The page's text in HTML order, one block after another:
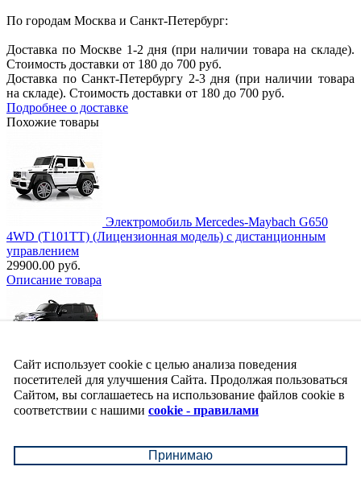
По городам Москва и Санкт-Петербург:
Доставка по Москве 1-2 дня (при наличии товара на складе).
Стоимость доставки от 180 до 700 руб.
Доставка по Санкт-Петербургу 2-3 дня (при наличии товара
на складе). Стоимость доставки от 180 до 700 руб.
Подробнее о доставке
Похожие товары
Электромобиль Mercedes-Maybach G650
4WD (T101TT) (Лицензионная модель) с дистанционным
управлением
29900.00 руб.
Описание товара
(ЛИЦЕНЗИОННАЯ МОДЕЛЬ) с дистанционным
управлением.
24350.00 руб.
Описание товара
Сайт использует cookie с целью анализа поведения
посетителей для улучшения Сайта. Продолжая пользоваться
Сайтом, вы соглашаетесь на использование файлов cookie в
соответствии с нашими cookie - правилами
Принимаю